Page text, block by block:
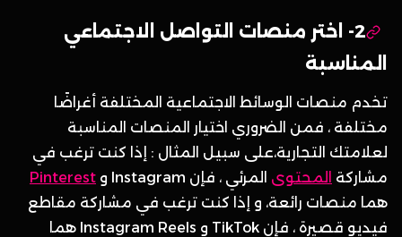
2- اختر منصات التواصل الاجتماعي
المناسبة
تخدم منصات الوسائط الاجتماعية المختلفة أغراضًا
مختلفة ، فمن الضروري اختيار المنصات المناسبة
لعلامتك التجارية،على سبيل المثال : إذا كنت ترغب في
مشاركة المحتوى المرئي ، فإن Instagram و
Pinterest
هما منصات رائعة، و إذا كنت ترغب في مشاركة مقاطع
فيديو قصيرة ، فإن TikTok و Instagram Reels هما